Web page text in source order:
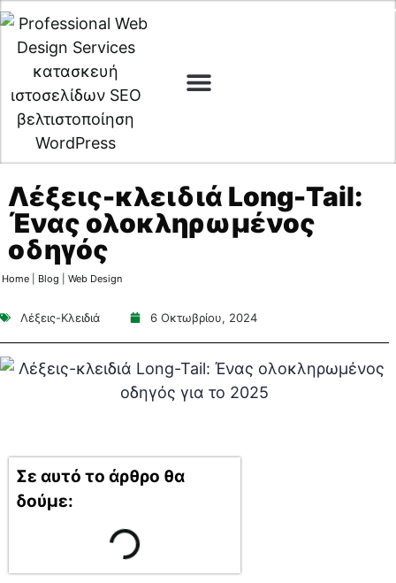
Λέξεις-κλειδιά Long-Tail:
Ένας ολοκληρωμένος
οδηγός
Home| Blog Web Design
Λέξεις-Κλειδιά 6 Οκτωβρίου, 2024
Σε αυτό το άρθρο θα
δούμε: